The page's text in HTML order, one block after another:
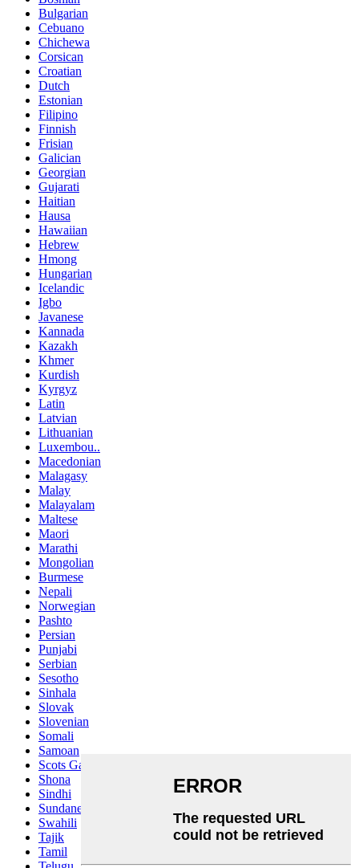
Bulgarian
Cebuano
Chichewa
Corsican
Croatian
Dutch
Estonian
Filipino
Finnish
Frisian
Galician
Georgian
Gujarati
Haitian
Hausa
Hawaiian
Hebrew
Hmong
Hungarian
Icelandic
Igbo
Javanese
Kannada
Kazakh
Khmer
Kurdish
Kyrgyz
Latin
Latvian
Lithuanian
Luxembou..
Macedonian
Malagasy
Malay
Malayalam
Maltese
Maori
Marathi
Mongolian
Burmese
Nepali
Norwegian
Pashto
Persian
Punjabi
Serbian
Sesotho
Sinhala
Slovak
Slovenian
Somali
Samoan
Scots Gaelic
Shona
Sindhi
Sundanese
Swahili
Tajik
Tamil